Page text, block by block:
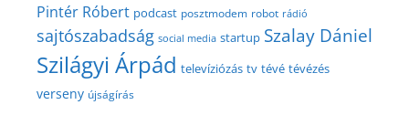
Pintér Róbert podcast posztmodem robot rádió
sajtószabadság social media startup Szalay Dániel
Szilágyi Árpád televíziózás tv tévé tévézés
verseny újságírás